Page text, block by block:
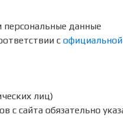
данные
с официальной
с сайта обязательно